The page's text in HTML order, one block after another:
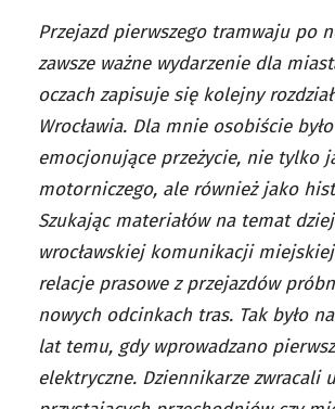
Przejazd pierwszego tramwaju po
zawsze ważne wydarzenie dla
oczach zapisuje się kolejny
Wrocławia. Dla mnie osobiście
emocjonujące przeżycie, nie tylko
motorniczego, ale również jako
Szukając materiałów na temat
wrocławskiej komunikacji
relacje prasowe z przejazdów
nowych odcinkach tras. Tak było
lat temu, gdy wprowadzano
elektryczne. Dziennikarze zwracali